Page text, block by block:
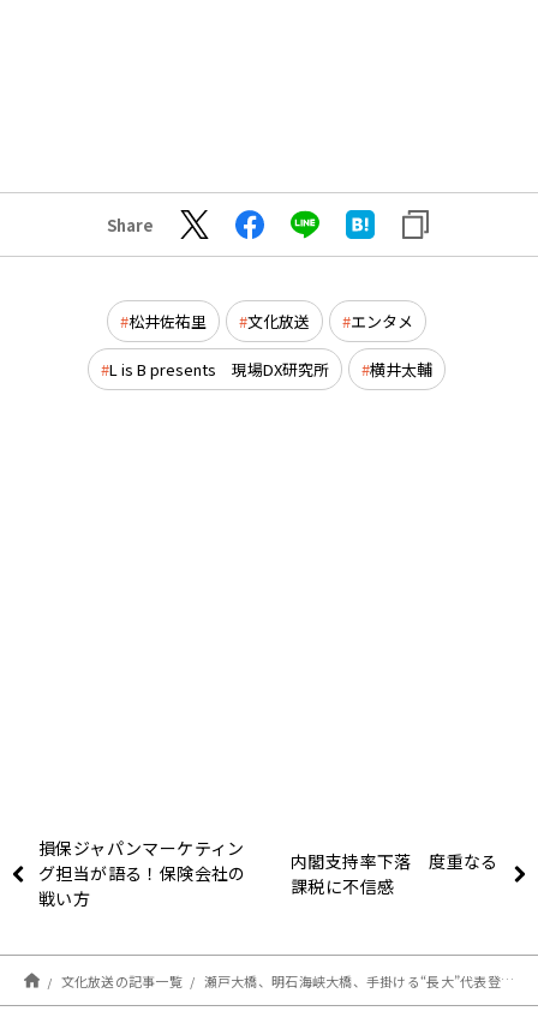
Share
松井佐祐里 文化放送 エンタメ
L is B presents 現場DX研究所 横井太輔
損保ジャパンマーケティン
グ担当が語る！保険会社の
戦い方
内閣支持率下落 度重なる
課税に不信感
文化放送の記事一覧 瀬戸大橋、明石海峡大橋、手掛ける“長大”代表登場！